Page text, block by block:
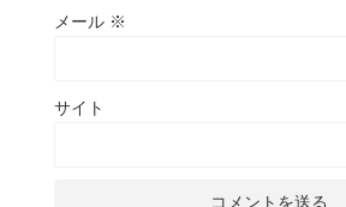
メール ※
サイト